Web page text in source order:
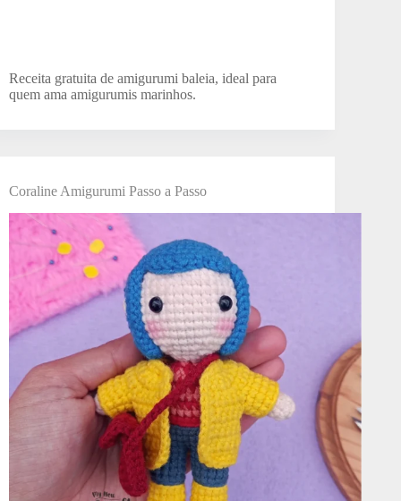
Receita gratuita de amigurumi baleia, ideal para
quem ama amigurumis marinhos.
Coraline Amigurumi Passo a Passo